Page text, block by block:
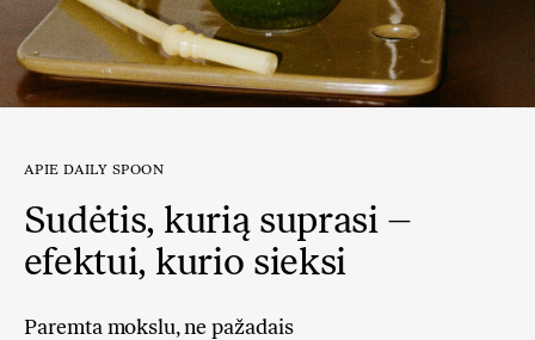
APIE DAILY SPOON
Sudėtis, kurią suprasi –
efektui, kurio sieksi
Paremta mokslu, ne pažadais